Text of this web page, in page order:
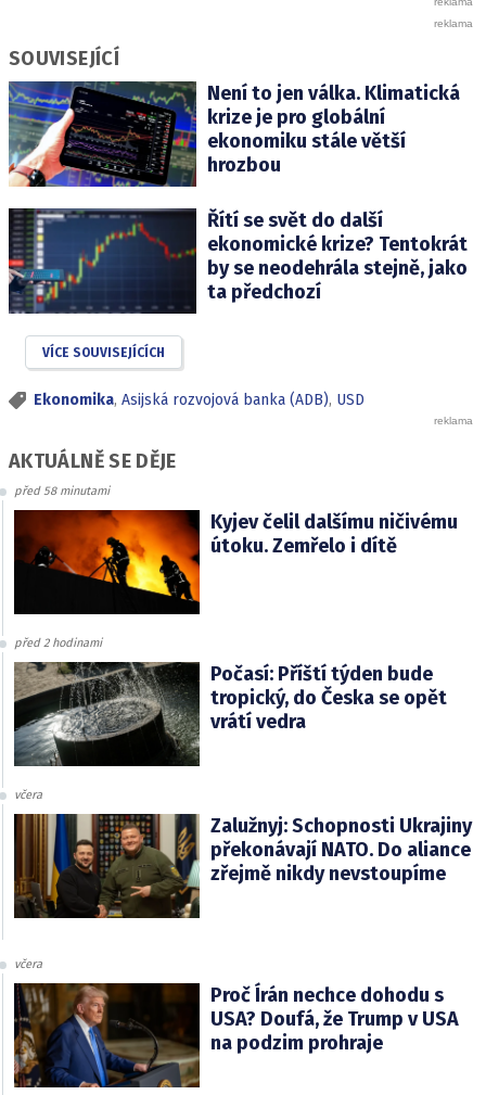
SOUVISEJÍCÍ
Není to jen válka. Klimatická
krize je pro globální
ekonomiku stále větší
hrozbou
Řítí se svět do další
ekonomické krize? Tentokrát
by se neodehrála stejně, jako
ta předchozí
VÍCE SOUVISEJÍCÍCH
Ekonomika, Asijská rozvojová banka (ADB), USD
AKTUÁLNĚ SE DĚJE
před 58 minutami
Kyjev čelil dalšímu ničivému
útoku. Zemřelo i dítě
před 2 hodinami
Počasí: Příští týden bude
tropický, do Česka se opět
vrátí vedra
včera
Zalužnyj: Schopnosti Ukrajiny
překonávají NATO. Do aliance
zřejmě nikdy nevstoupíme
včera
Proč Írán nechce dohodu s
USA? Doufá, že Trump v USA
na podzim prohraje